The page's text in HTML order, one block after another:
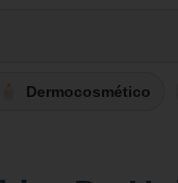
Dermocosmético